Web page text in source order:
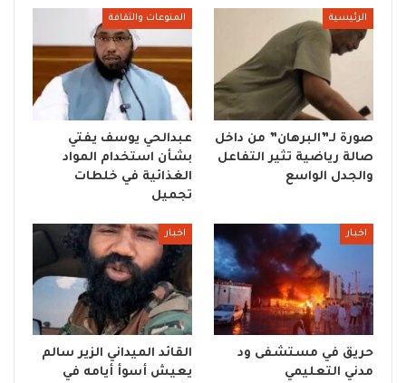
الرئيسية
صورة لـ”البرهان” من داخل
صالة رياضية تثير التفاعل
والجدل الواسع
المنوعات والثقافة
عبدالحي يوسف يفتي
بشأن استخدام المواد
الغذائية في خلطات
تجميل
اخبار
حريق في مستشفى ود
مدني التعليمي
اخبار
القائد الميداني الزير سالم
يعيش أسوأ أيامه في